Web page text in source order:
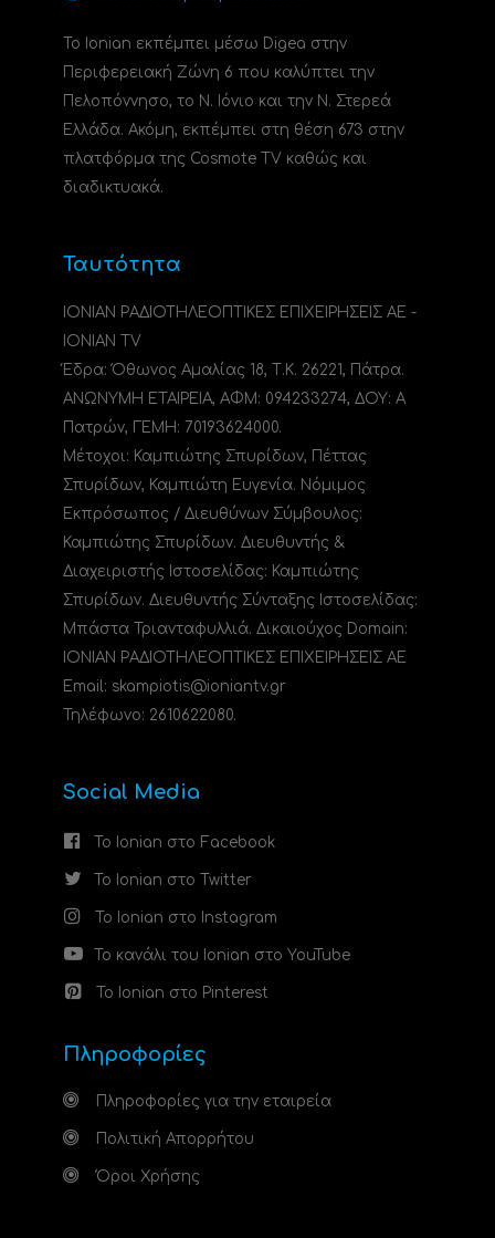
Το Ionian εκπέμπει μέσω Digea στην
Περιφερειακή Ζώνη 6 που καλύπτει την
Πελοπόννησο, το N. Ιόνιο και την Ν. Στερεά
Ελλάδα. Ακόμη, εκπέμπει στη θέση 673 στην
πλατφόρμα της Cosmote TV καθώς και
διαδικτυακά.
Ταυτότητα
ΙΟΝΙΑΝ ΡΑΔΙΟΤΗΛΕΟΠΤΙΚΕΣ ΕΠΙΧΕΙΡΗΣΕΙΣ ΑΕ -
IONIAN TV
Έδρα: Όθωνος Αμαλίας 18, Τ.Κ. 26221, Πάτρα.
ΑΝΩΝΥΜΗ ΕΤΑΙΡΕΙΑ, ΑΦΜ: 094233274, ΔΟΥ: A
Πατρών, ΓΕΜΗ: 70193624000.
Μέτοχοι: Καμπιώτης Σπυρίδων, Πέττας
Σπυρίδων, Καμπιώτη Ευγενία. Νόμιμος
Εκπρόσωπος / Διευθύνων Σύμβουλος:
Καμπιώτης Σπυρίδων. Διευθυντής &
Διαχειριστής Ιστοσελίδας: Καμπιώτης
Σπυρίδων. Διευθυντής Σύνταξης Ιστοσελίδας:
Μπάστα Τριανταφυλλιά. Δικαιούχος Domain:
ΙΟΝΙΑΝ ΡΑΔΙΟΤΗΛΕΟΠΤΙΚΕΣ ΕΠΙΧΕΙΡΗΣΕΙΣ ΑΕ
Email: skampiotis@ioniantv.gr
Τηλέφωνο: 2610622080.
Social Media
Το Ionian στο Facebook
Το Ionian στο Twitter
Το Ionian στο Instagram
Το κανάλι του Ionian στο YouTube
Το Ionian στο Pinterest
Πληροφορίες
Πληροφορίες για την εταιρεία
Πολιτική Απορρήτου
Όροι Χρήσης